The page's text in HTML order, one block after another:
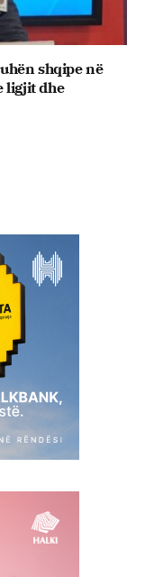
shqipe në
ligjit dhe